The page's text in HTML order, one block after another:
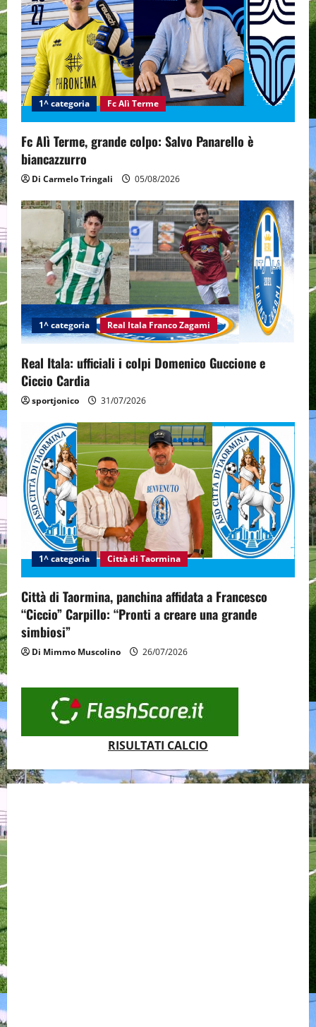
a
t
i
o
n
1^ categoria Fc Alì Terme
Fc Alì Terme, grande colpo: Salvo Panarello è
biancazzurro
Di Carmelo Tringali 05/08/2026
1^ categoria Real Itala Franco Zagami
Real Itala: ufficiali i colpi Domenico Guccione e
Ciccio Cardia
sportjonico 31/07/2026
1^ categoria Città di Taormina
Città di Taormina, panchina affidata a Francesco
“Ciccio” Carpillo: “Pronti a creare una grande
simbiosi”
Di Mimmo Muscolino 26/07/2026
RISULTATI CALCIO